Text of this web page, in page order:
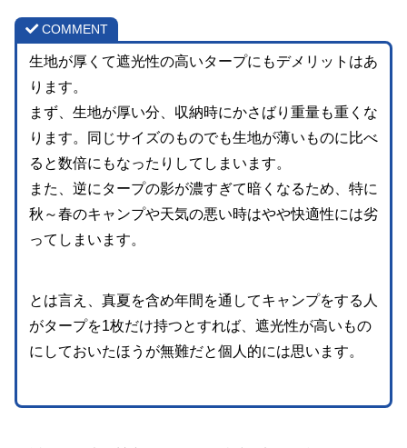
COMMENT
生地が厚くて遮光性の高いタープにもデメリットはあ
ります。
まず、生地が厚い分、収納時にかさばり重量も重くな
ります。同じサイズのものでも生地が薄いものに比べ
ると数倍にもなったりしてしまいます。
また、逆にタープの影が濃すぎて暗くなるため、特に
秋～春のキャンプや天気の悪い時はやや快適性には劣
ってしまいます。
とは言え、真夏を含め年間を通してキャンプをする人
がタープを1枚だけ持つとすれば、遮光性が高いもの
にしておいたほうが無難だと個人的には思います。